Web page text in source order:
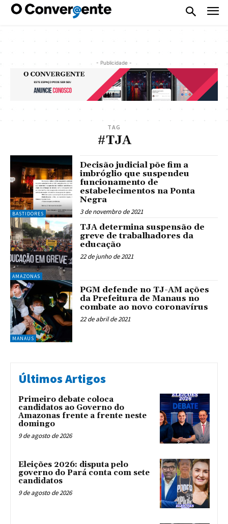
- Publicidade -
TAG
#TJA
BASTIDORES
Decisão judicial põe fim a
imbróglio que suspendeu
funcionamento de
estabelecimentos na Ponta
Negra
3 de novembro de 2021
AMAZONAS
TJA determina suspensão de
greve de trabalhadores da
educação
22 de junho de 2021
MANAUS
PGM defende no TJ-AM ações
da Prefeitura de Manaus no
combate ao novo coronavírus
22 de abril de 2021
Últimos Artigos
Primeiro debate coloca
candidatos ao Governo do
Amazonas frente a frente neste
domingo
9 de agosto de 2026
Eleições 2026: disputa pelo
governo do Pará conta com sete
candidatos
9 de agosto de 2026